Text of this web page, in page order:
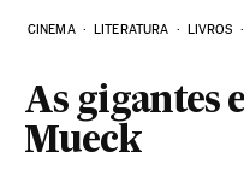
CINEMA LITERATURA LIVROS
As gigantes
Mueck